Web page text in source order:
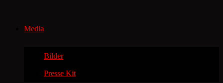
Media
Bilder
Presse Kit